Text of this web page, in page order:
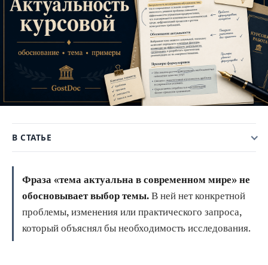
В СТАТЬЕ
Фраза «тема актуальна в современном мире» не
обосновывает выбор темы.В ней нет конкретной
проблемы, изменения или практического запроса,
который объяснял бы необходимость исследования.